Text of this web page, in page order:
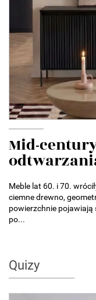
Mid-
Meble lat 60. i 70.
ciemne drewno,
powierzchnie pojawiają
po...
Quizy